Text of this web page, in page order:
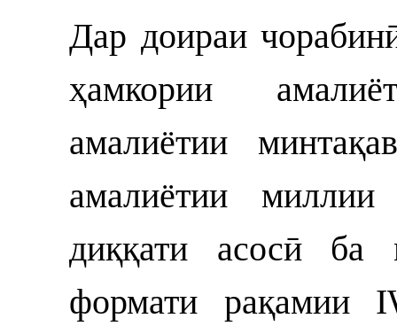
Дар доираи
ҳамкории
амалиётии
амалиётии
диққати асосӣ ба
формати рақамии